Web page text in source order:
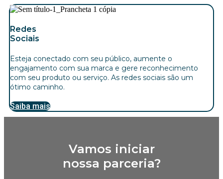
Redes
Sociais
Esteja conectado com seu público, aumente o
engajamento com sua marca e gere reconhecimento
com seu produto ou serviço. As redes sociais são um
ótimo caminho.
Saiba mais
Vamos iniciar
nossa parceria?